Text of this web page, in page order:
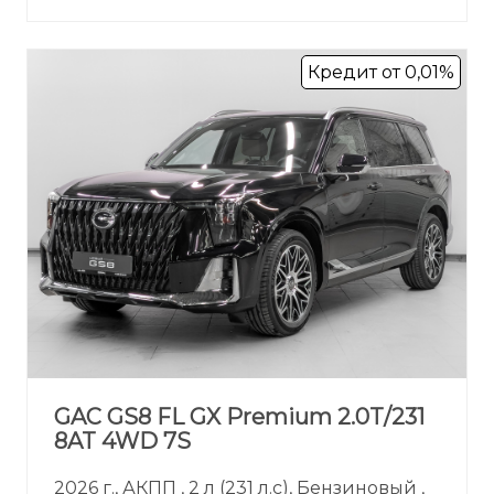
Кредит от 0,01%
GAC GS8 FL GX Premium 2.0T/231
8AT 4WD 7S
2026 г., АКПП , 2 л (231 л.с), Бензиновый ,